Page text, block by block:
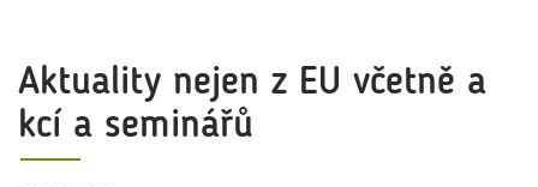
Aktuality nejen z EU včetně a
kcí a seminářů